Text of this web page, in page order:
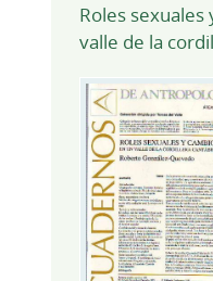
Roles sexuales
valle de la